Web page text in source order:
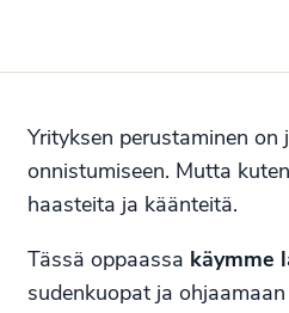
Yrityksen perustaminen
onnistumiseen. Mutta
haasteita ja käänteitä.
Tässä oppaassa käymme
sudenkuopat ja